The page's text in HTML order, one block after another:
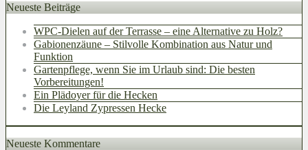
Neueste Beiträge
WPC-Dielen auf der Terrasse – eine Alternative zu Holz?
Gabionenzäune – Stilvolle Kombination aus Natur und
Funktion
Gartenpflege, wenn Sie im Urlaub sind: Die besten
Vorbereitungen!
Ein Plädoyer für die Hecken
Die Leyland Zypressen Hecke
Neueste Kommentare